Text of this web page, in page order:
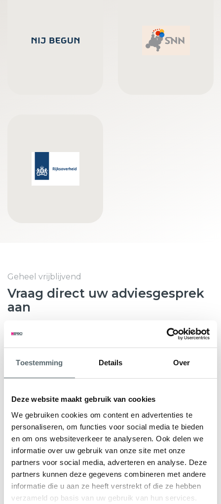
Toestemming Details Over
Deze website maakt gebruik van cookies
We gebruiken cookies om content en advertenties te
personaliseren, om functies voor social media te bieden
en om ons websiteverkeer te analyseren. Ook delen we
informatie over uw gebruik van onze site met onze
partners voor social media, adverteren en analyse. Deze
partners kunnen deze gegevens combineren met andere
informatie die u aan ze heeft verstrekt of die ze hebben
verzameld op basis van uw gebruik van hun services.
Geheel vrijblijvend
Vraag direct uw adviesgesprek
aan
Wilt u weten hoeveel subsidie u kunt krijgen voor nieuwe
kunststof kozijnen, HR++ glas of andere
verduurzamingsmaatregelen? Hepro helpt u graag verder.
onze specialisten samen met u de mogelijkheden voor uw
woning. We geven direct inzicht in de subsidieregeling Nij
Begun en eventuele aanvullende regelingen.
U ontvangt een persoonlijk advies en een heldere offerte
op maat, zodat u precies weet waar u aan toe bent.